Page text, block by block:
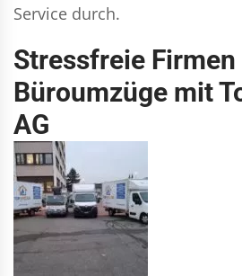
Service durch.
Stressfreie Firmen
Büroumzüge mit
AG